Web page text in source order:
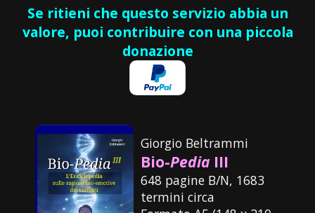
Se ritieni che questo servizio abbia un
valore, puoi contribuire con una piccola
donazione
Giorgio Beltrammi
Bio-Pedia III
648 pagine B/N, 1683
termini circa